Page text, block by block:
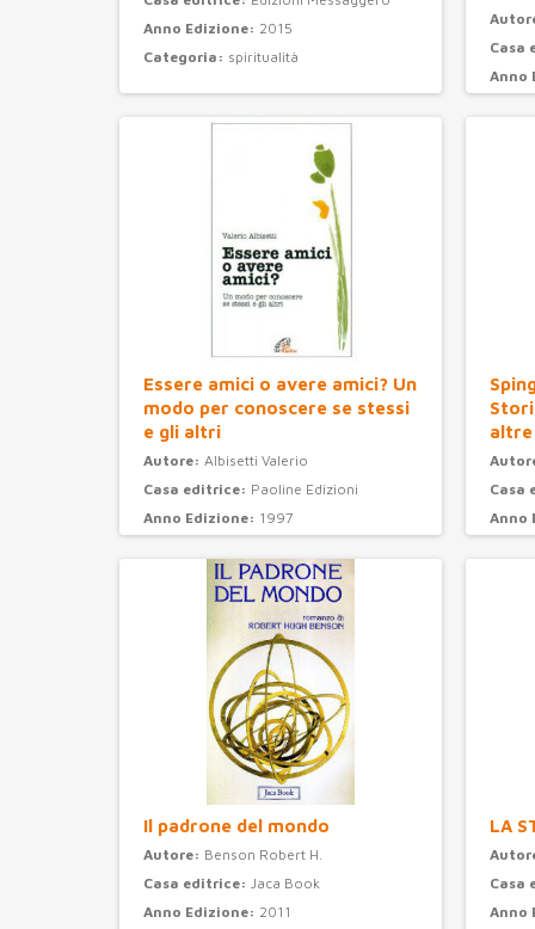
Anno Edizione: 2015
Categoria: spiritualità
Casa
Anno
Essere amici o avere amici? Un
modo per conoscere se stessi
e gli altri
Autore: Albisetti Valerio
Casa editrice: Paoline Edizioni
Anno Edizione: 1997
Casa
Anno
Il padrone del mondo
Autore: Benson Robert H.
Casa editrice: Jaca Book
Anno Edizione: 2011
LA
Casa
Anno